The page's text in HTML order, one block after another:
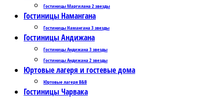
Гостиницы Маргилана 2 звезды
Гостиницы Намангана
Гостиницы Намангана 3 звезды
Гостиницы Андижана
Гостиницы Андижана 3 звезды
Гостиницы Андижана 2 звезды
Юртовые лагеря и гостевые дома
Юртовые лагеря B&B
Гостиницы Чарвака